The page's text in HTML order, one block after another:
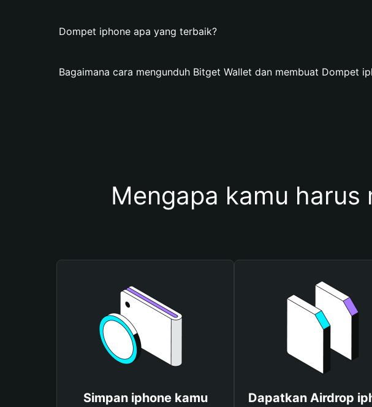
Dompet iphone apa yang terbaik?
Bagaimana cara mengunduh Bitget Wallet dan membuat Dompet
Mengapa kamu
Simpan iphone kamu
Dapatkan Airdrop